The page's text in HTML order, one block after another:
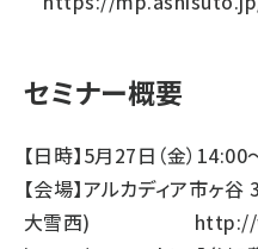
セミナー概要
【日時】5月27日（金）
【会場】アルカディア市ヶ
大雪西) http://